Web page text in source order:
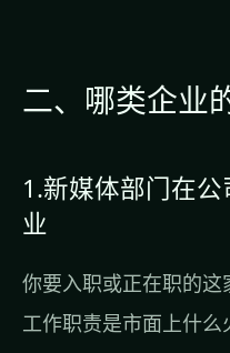
二、哪类企业
1.新媒体部门在
业
你要入职或正在职的
工作职责是市面上什